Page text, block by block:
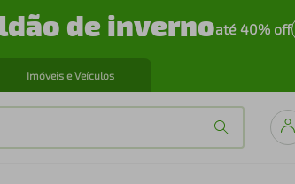
de invernoaté 40% off
Imóveis e Veículos